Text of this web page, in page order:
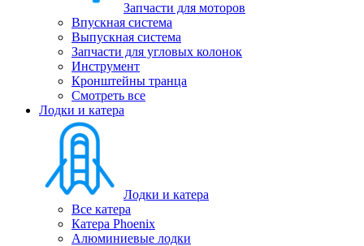
Запчасти для моторов
Впускная система
Выпускная система
Запчасти для угловых колонок
Инструмент
Кронштейны транца
Смотреть все
Лодки и катера
Лодки и катера
Все катера
Катера Phoenix
Алюминиевые лодки